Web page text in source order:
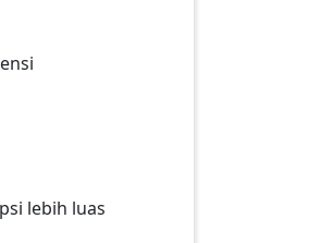
lebih luas